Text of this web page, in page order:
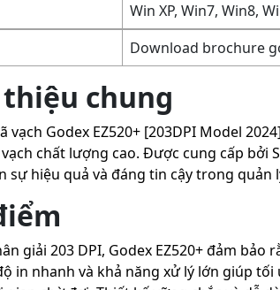
Win XP, Win7, Win8,
Download brochure
chung
vạch Godex EZ520+ [203DPI Model
chất lượng cao. Được cung cấp bởi
sự hiệu quả và đáng tin cậy trong quản
giải 203 DPI, Godex EZ520+ đảm
in nhanh và khả năng xử lý lớn giúp